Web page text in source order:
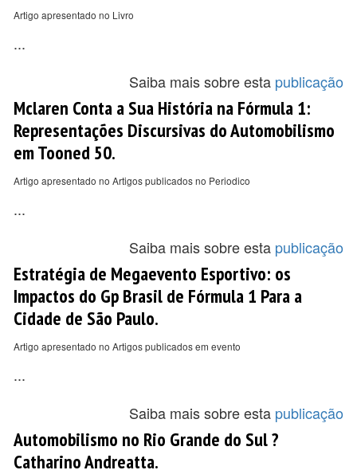
Artigo apresentado no Livro
...
Saiba mais sobre esta publicação
Mclaren Conta a Sua História na Fórmula 1:
Representações Discursivas do Automobilismo
em Tooned 50.
Artigo apresentado no Artigos publicados no Periodico
...
Saiba mais sobre esta publicação
Estratégia de Megaevento Esportivo: os
Impactos do Gp Brasil de Fórmula 1 Para a
Cidade de São Paulo.
Artigo apresentado no Artigos publicados em evento
...
Saiba mais sobre esta publicação
Automobilismo no Rio Grande do Sul ?
Catharino Andreatta.